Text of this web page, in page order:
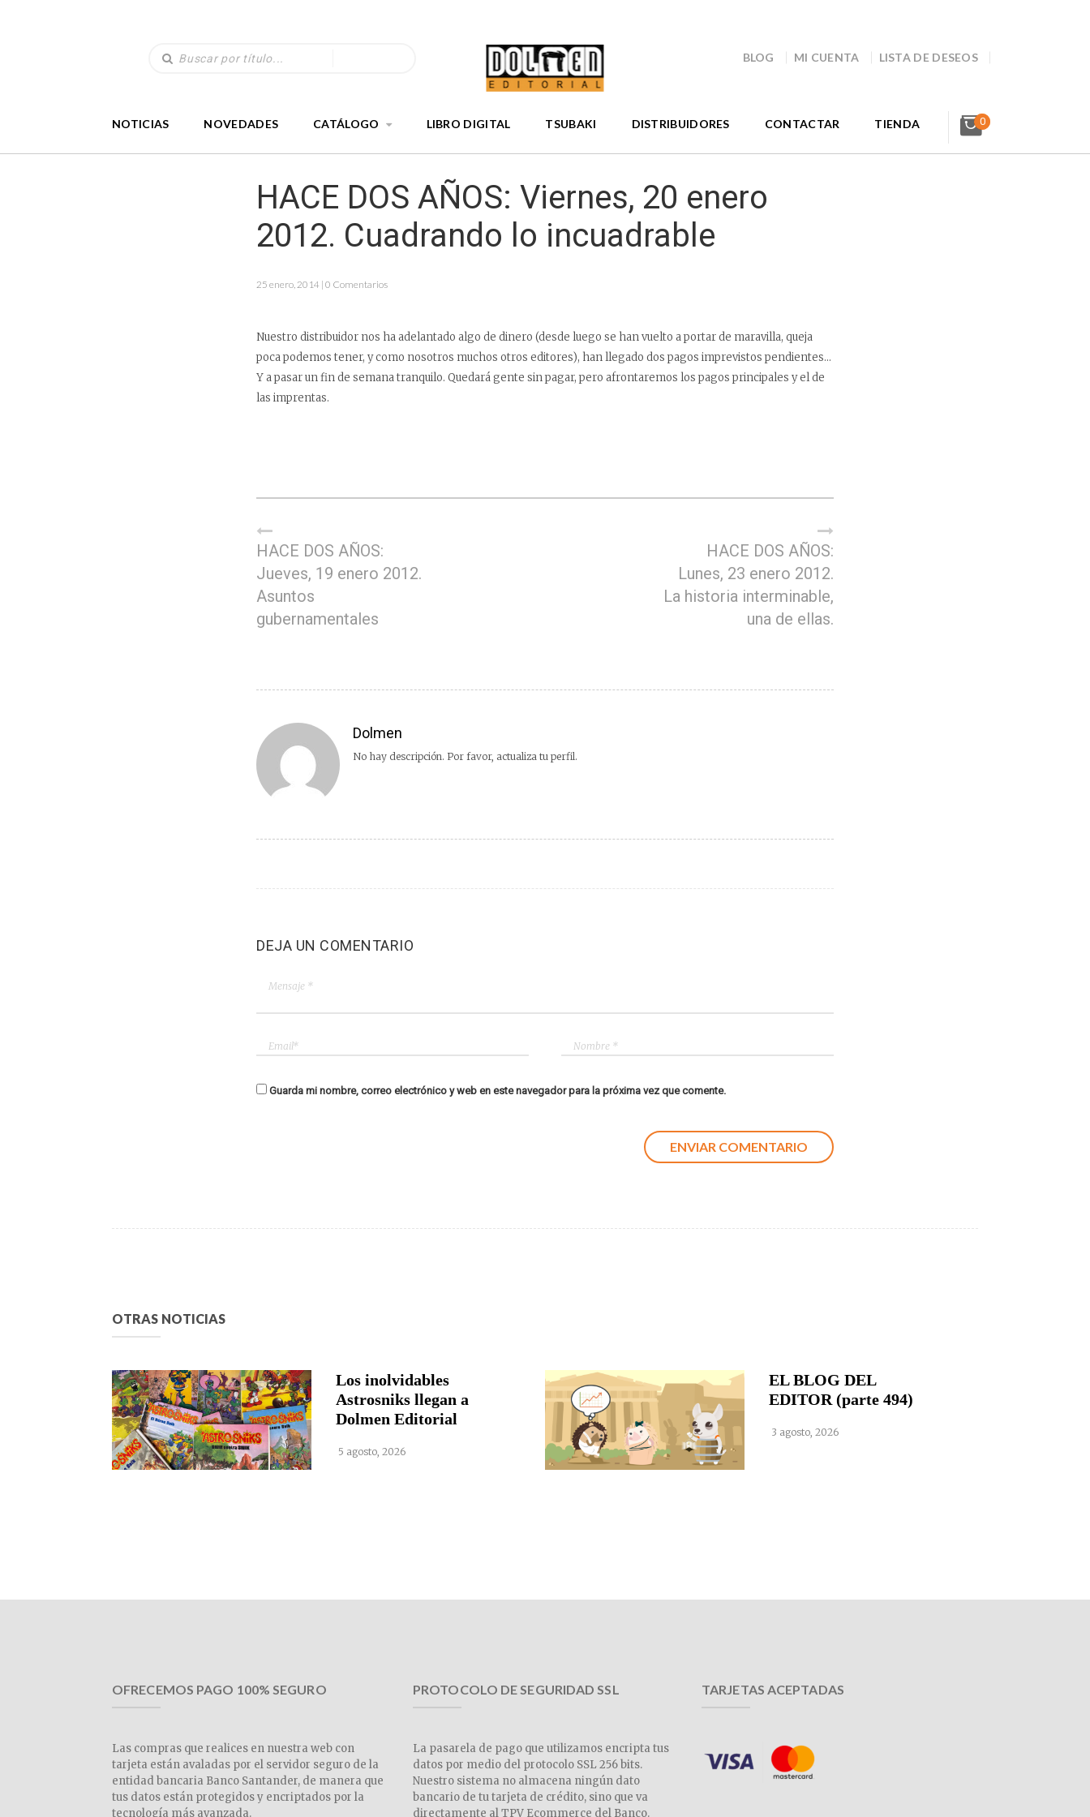
BLOG MI CUENTA LISTA DE DESEOS
NOTICIAS NOVEDADES CATÁLOGO LIBRO DIGITAL TSUBAKI DISTRIBUIDORES CONTACTAR TIENDA 0
HACE DOS AÑOS: Viernes, 20 enero
2012. Cuadrando lo incuadrable
25 enero, 2014 | 0 Comentarios
Nuestro distribuidor nos ha adelantado algo de dinero (desde luego se han vuelto a portar de maravilla, queja
poca podemos tener, y como nosotros muchos otros editores), han llegado dos pagos imprevistos pendientes…
Y a pasar un fin de semana tranquilo. Quedará gente sin pagar, pero afrontaremos los pagos principales y el de
las imprentas.
HACE DOS AÑOS:
Jueves, 19 enero 2012.
Asuntos
gubernamentales
HACE DOS AÑOS:
Lunes, 23 enero 2012.
La historia interminable,
una de ellas.
Dolmen
No hay descripción. Por favor, actualiza tu perfil.
DEJA UN COMENTARIO
Guarda mi nombre, correo electrónico y web en este navegador para la próxima vez que comente.
OTRAS NOTICIAS
Los inolvidables
Astrosniks llegan a
Dolmen Editorial
5 agosto, 2026
EL BLOG DEL
EDITOR (parte 494)
3 agosto, 2026
OFRECEMOS PAGO 100% SEGURO
Las compras que realices en nuestra web con
tarjeta están avaladas por el servidor seguro de la
entidad bancaria Banco Santander, de manera que
tus datos están protegidos y encriptados por la
tecnología más avanzada.
PROTOCOLO DE SEGURIDAD SSL
La pasarela de pago que utilizamos encripta tus
datos por medio del protocolo SSL 256 bits.
Nuestro sistema no almacena ningún dato
bancario de tu tarjeta de crédito, sino que va
directamente al TPV Ecommerce del Banco.
TARJETAS ACEPTADAS